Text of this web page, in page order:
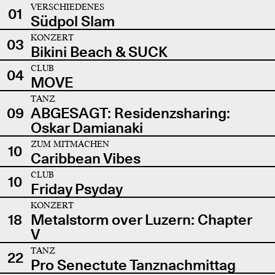
01
VERSCHIEDENES
Südpol Slam
03
KONZERT
Bikini Beach & SUCK
04
CLUB
MOVE
09
TANZ
ABGESAGT: Residenzsharing:
Oskar Damianaki
10
ZUM MITMACHEN
Caribbean Vibes
10
CLUB
Friday Psyday
18
KONZERT
Metalstorm over Luzern: Chapter
V
22
TANZ
Pro Senectute Tanznachmittag